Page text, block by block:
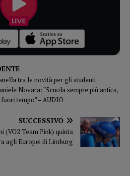
tra le novità per gli studenti
Novara: “Scuola sempre più antica,
tempo” – AUDIO
SUCCESSIVO
(VO2 Team Pink) quinta
agli Europei di Limburg